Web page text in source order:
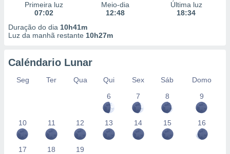
Primeira luz
07:02
Meio-dia
12:48
Última luz
18:34
Duração do dia 10h41m
Luz da manhã restante 10h27m
Caléndario Lunar
Seg Ter Qua Qui Sex Sáb
Domo
6
7 8 9
10 11 12 13 14 15 16
17 18 19